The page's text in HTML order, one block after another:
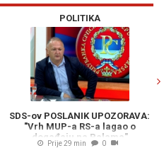
POLITIKA
SDS-ov POSLANIK UPOZORAVA:
"Vrh MUP-a RS-a lagao o
događaju na Palama"
Prije 29 min 0